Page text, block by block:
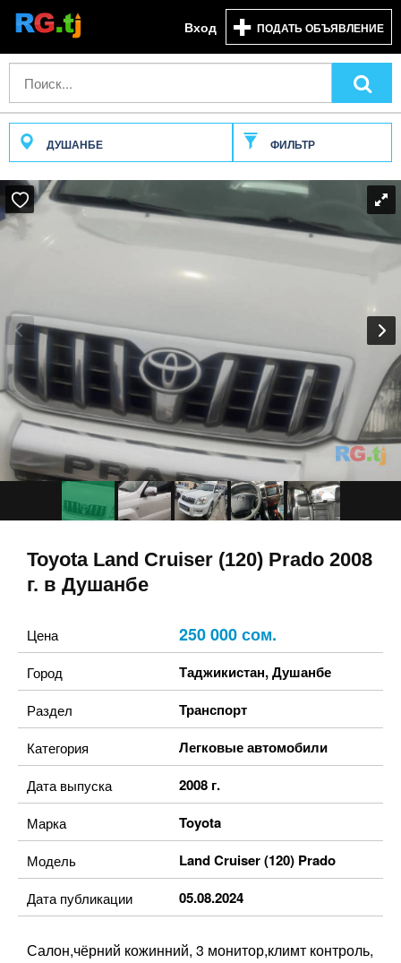
Вход ПОДАТЬ ОБЪЯВЛЕНИЕ
ДУШАНБЕ ФИЛЬТР
Toyota Land Cruiser (120) Prado 2008
г. в Душанбе
Цена 250 000 сом.
Город Таджикистан,Душанбе
Раздел Транспорт
Категория Легковые автомобили
Дата выпуска 2008 г.
Марка Toyota
Модель Land Cruiser (120) Prado
Дата публикации 05.08.2024
Салон,чёрний кожинний, 3 монитор,климт контроль,